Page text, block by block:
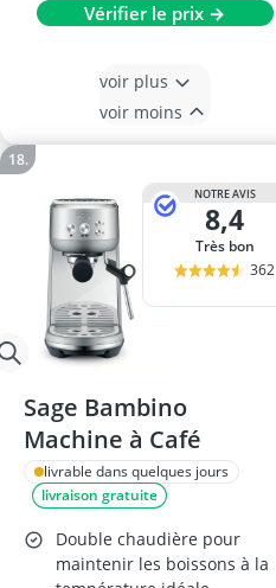
Vérifier le prix →
voir plus
voir moins
NOTRE AVIS
8,4
Très bon
362
Sage Bambino
Machine à Café
livrable dans quelques jours
livraison gratuite
Double chaudière pour
maintenir les boissons à la